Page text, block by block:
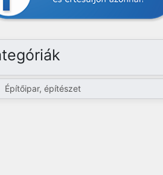
Építőipar, építészet